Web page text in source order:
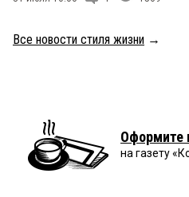
Все новости стиля жизни →
Оформите
на газету